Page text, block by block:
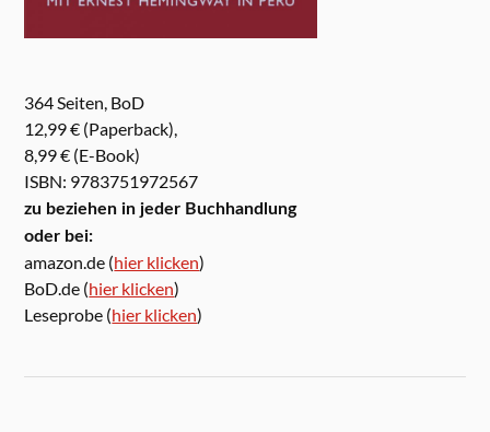
364 Seiten, BoD
12,99 € (Paperback),
8,99 € (E-Book)
ISBN: 9783751972567
zu beziehen in jeder Buchhandlung
oder bei:
amazon.de (hier klicken)
BoD.de (hier klicken)
Leseprobe (hier klicken)